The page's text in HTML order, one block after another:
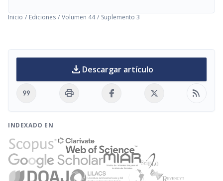
Inicio / Ediciones / Volumen 44 / Suplemento 3
download Descargar artículo
format_quote print rss_feed
INDEXADO EN